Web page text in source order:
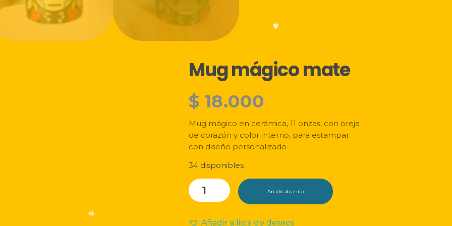
Mug mágico mate
$ 18.000
Mug mágico en cerámica, 11 onzas, con oreja
de corazón y color interno, para estampar
con diseño personalizado
34 disponibles
Mug
mágico
cantidad
Añadir al carrito
Añadir a lista de deseos
❅